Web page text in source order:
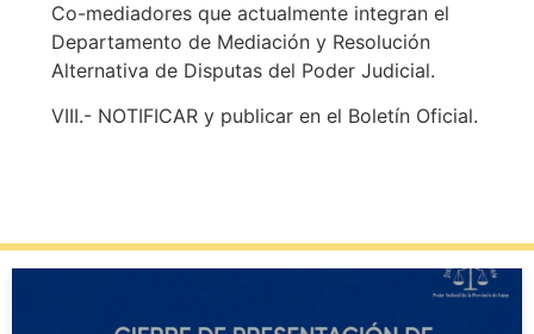
Co-mediadores que actualmente integran el
Departamento de Mediación y Resolución
Alternativa de Disputas del Poder Judicial.
VIII.- NOTIFICAR y publicar en el Boletín Oficial.